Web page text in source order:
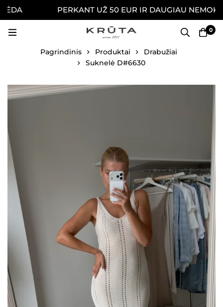
PERKANT UŽ 50 EUR IR DAUGIAU
0
Pagrindinis Produktai
Drabužiai
Suknelė D#6630